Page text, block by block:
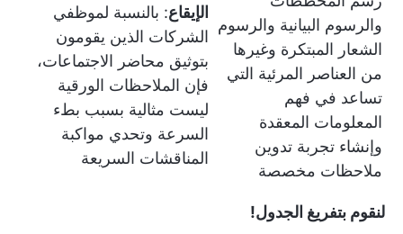
والرسوم البيانية والرسوم
الشعار المبتكرة وغيرها
من العناصر المرئية التي
تساعد في فهم
المعلومات المعقدة
وإنشاء تجربة تدوين
ملاحظات مخصصة
الإيقاع: بالنسبة لموظفي
الشركات الذين يقومون
بتوثيق محاضر الاجتماعات،
فإن الملاحظات الورقية
ليست مثالية بسبب بطء
السرعة وتحدي مواكبة
المناقشات السريعة
لنقوم بتفريغ الجدول!